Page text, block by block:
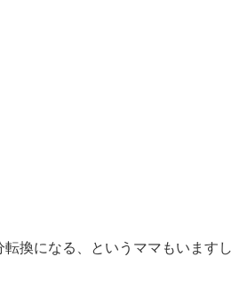
換になる、というママもいますし